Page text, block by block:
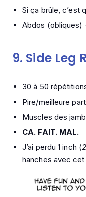
Si ça brûle, c’est
Abdos (obliques)
9. Side Leg
30 à 50
Pire/meilleure
Muscles des
CA. FAIT. MAL.
J’ai perdu 1 inch (
hanches avec